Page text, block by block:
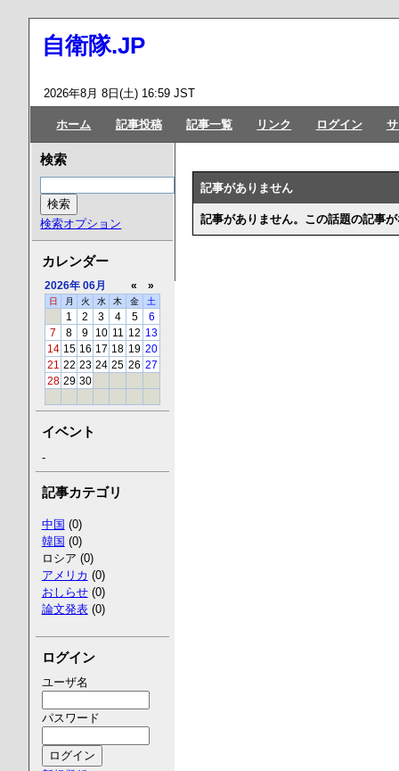
自衛隊.JP
2026年8月 8日(土) 16:59 JST
ホーム 記事投稿 記事一覧 リンク ログイン
記事がありません
記事がありません。この話題の記事
検索
検索オプション
カレンダー
2026年 06月 « »
日 月 火 水 木 金 土
1 2 3 4 5
6
7
8 9 10 11 12 13
14 15 16 17 18 19 20
21 22 23 24 25 26 27
28 29 30
イベント
-
記事カテゴリ
中国 (0)
韓国 (0)
ロシア (0)
アメリカ (0)
おしらせ(0)
論文発表(0)
ログイン
ユーザ名
パスワード